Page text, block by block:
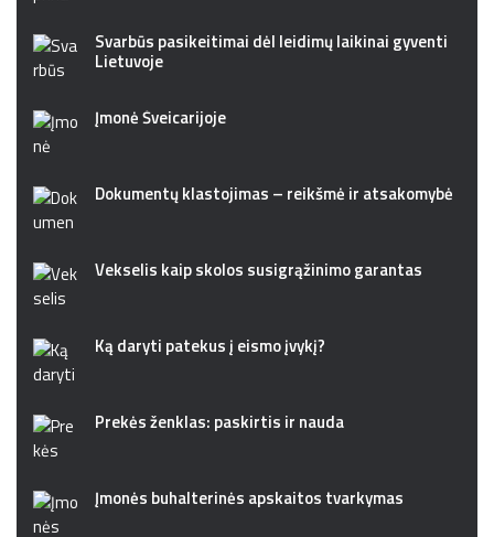
Svarbūs pasikeitimai dėl leidimų laikinai gyventi
Lietuvoje
Įmonė Šveicarijoje
Dokumentų klastojimas – reikšmė ir atsakomybė
Vekselis kaip skolos susigrąžinimo garantas
Ką daryti patekus į eismo įvykį?
Prekės ženklas: paskirtis ir nauda
Įmonės buhalterinės apskaitos tvarkymas